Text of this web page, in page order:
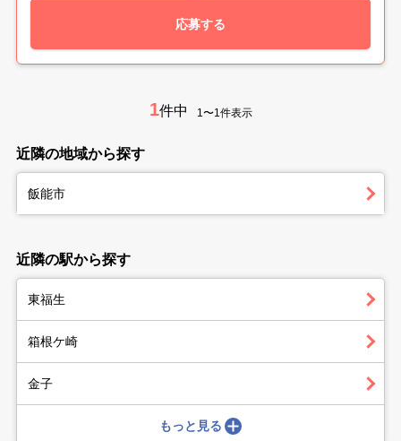
応募する
1件中 1〜1件表示
近隣の地域から探す
飯能市
近隣の駅から探す
東福生
箱根ケ崎
金子
もっと見る